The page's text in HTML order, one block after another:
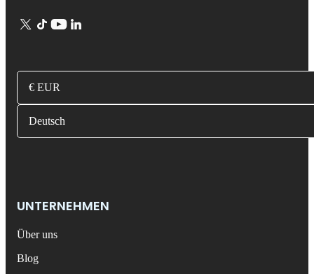
€ EUR
Deutsch
UNTERNEHMEN
Über uns
Blog